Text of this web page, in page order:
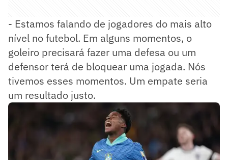
- Estamos falando de jogadores do mais alto
nível no futebol. Em alguns momentos, o
goleiro precisará fazer uma defesa ou um
defensor terá de bloquear uma jogada. Nós
tivemos esses momentos. Um empate seria
um resultado justo.